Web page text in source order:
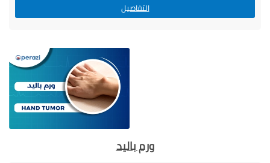
التفاصيل
ورم باليد